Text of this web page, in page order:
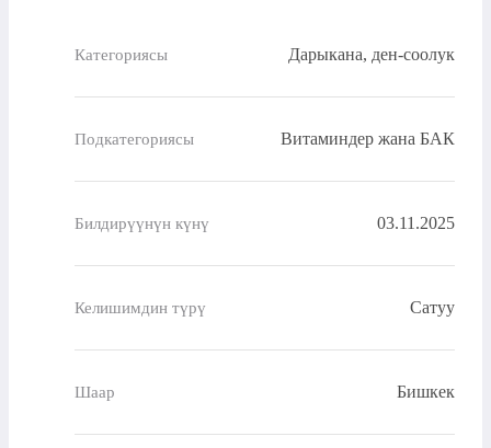
Категориясы Дарыкана, ден-соолук
Подкатегориясы Витаминдер жана БАК
Билдирүүнүн күнү 03.11.2025
Келишимдин түрү Сатуу
Шаар Бишкек